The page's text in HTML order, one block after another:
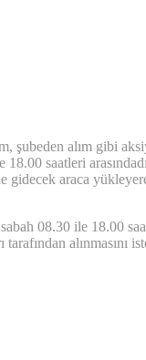
şubeden alım gibi
saatleri
gidecek araca
08.30 ile 18.00